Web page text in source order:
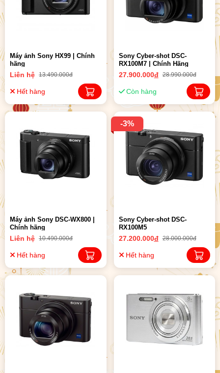
Máy ảnh Sony HX99 | Chính
hãng
Liên hệ 13.490.000đ
Hết hàng
Sony Cyber-shot DSC-
RX100M7 | Chính Hãng
27.900.000đ 28.990.000đ
Còn hàng
Máy ảnh Sony DSC-WX800 |
Chính hãng
Liên hệ 10.490.000đ
Hết hàng
-3%
Sony Cyber-shot DSC-
RX100M5
27.200.000đ 28.000.000đ
Hết hàng